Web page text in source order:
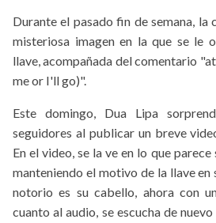
Durante el pasado fin de semana, la
misteriosa imagen en la que se le
llave, acompañada del comentario
me or I'll go)".
Este domingo, Dua Lipa
seguidores al publicar un breve
En el video, se la ve en lo que
manteniendo el motivo de la llave en
notorio es su cabello, ahora con
cuanto al audio, se escucha de